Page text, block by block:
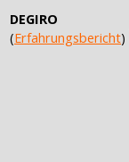
DEGIRO
(Erfahrungsbericht)